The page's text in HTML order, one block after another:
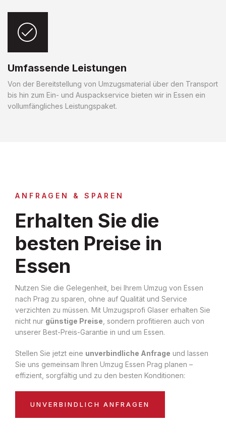
Umfassende Leistungen
Von der Bereitstellung von Umzugsmaterial über den Transport
bis hin zum Ein- und Auspackservice bieten wir in Essen ein
vollumfängliches Leistungspaket.
ANFRAGEN & SPAREN
Erhalten Sie die
besten Preise in
Essen
Nutzen Sie die Gelegenheit, bei Ihrem Umzug von Essen
nach Prag zu sparen, ohne auf Qualität und Service
verzichten zu müssen. Mit Umzugsprofi Glaser erhalten Sie
nicht nur günstige Preise , sondern profitieren auch von
unserer Best-Preis-Garantie in und um Essen.
Stellen Sie jetzt eine unverbindliche Anfrage und lassen
Sie uns gemeinsam Ihren Umzug Essen Prag planen –
effizient, sorgfältig und zu den besten Konditionen:
UNVERBINDLICH ANFRAGEN